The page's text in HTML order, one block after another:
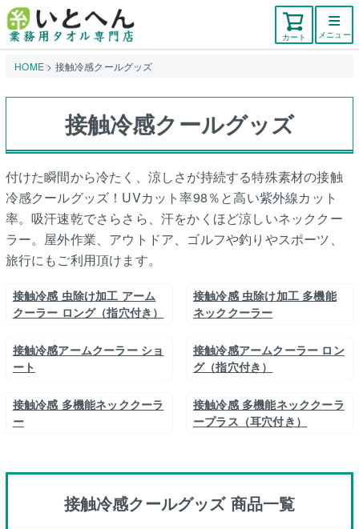
カート メニュー
HOME 接触冷感クールグッズ
接触冷感クールグッズ
付けた瞬間から冷たく、涼しさが持続する特殊素材の接触
冷感クールグッズ！UVカット率98％と高い紫外線カット
率。吸汗速乾でさらさら、汗をかくほど涼しいネッククー
ラー。屋外作業、アウトドア、ゴルフや釣りやスポーツ、
旅行にもご利用頂けます。
接触冷感 虫除け加工 アーム
クーラー ロング（指穴付き）
接触冷感 虫除け加工 多機能
ネッククーラー
接触冷感アームクーラー ショ
ート
接触冷感アームクーラー ロン
グ（指穴付き）
接触冷感 多機能ネッククーラ
ー
接触冷感 多機能ネッククーラ
ープラス（耳穴付き）
接触冷感クールグッズ 商品一覧